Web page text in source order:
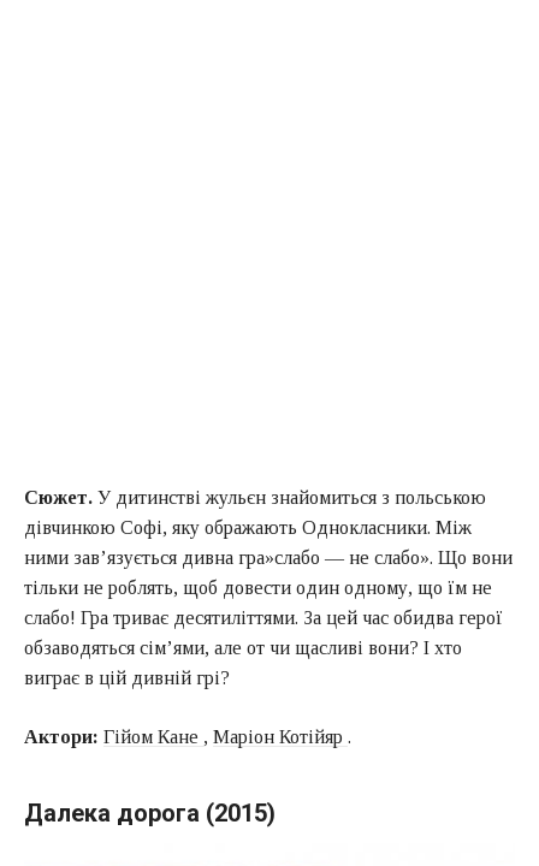
Сюжет. У дитинстві жульєн знайомиться з польською
дівчинкою Софі, яку ображають Однокласники. Між
ними зав’язується дивна гра»слабо — не слабо». Що вони
тільки не роблять, щоб довести один одному, що їм не
слабо! Гра триває десятиліттями. За цей час обидва герої
обзаводяться сім’ями, але от чи щасливі вони? І хто
виграє в цій дивній грі?
Актори: Гійом Кане , Маріон Котійяр .
Далека дорога (2015)